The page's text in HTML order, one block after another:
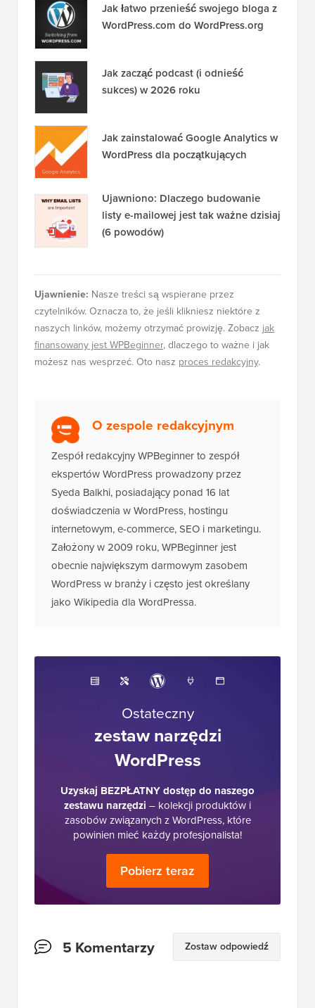
Jak łatwo przenieść swojego bloga z
WordPress.com do WordPress.org
Jak zacząć podcast (i odnieść
sukces) w 2026 roku
Jak zainstalować Google Analytics w
WordPress dla początkujących
Ujawniono: Dlaczego budowanie
listy e-mailowej jest tak ważne dzisiaj
(6 powodów)
Ujawnienie: Nasze treści są wspierane przez
czytelników. Oznacza to, że jeśli klikniesz niektóre z
naszych linków, możemy otrzymać prowizję. Zobacz jak
finansowany jest WPBeginner, dlaczego to ważne i jak
możesz nas wesprzeć. Oto nasz proces redakcyjny.
O zespole redakcyjnym
Zespół redakcyjny WPBeginner to zespół
ekspertów WordPress prowadzony przez
Syeda Balkhi, posiadający ponad 16 lat
doświadczenia w WordPress, hostingu
internetowym, e-commerce, SEO i marketingu.
Założony w 2009 roku, WPBeginner jest
obecnie największym darmowym zasobem
WordPress w branży i często jest określany
jako Wikipedia dla WordPressa.
Ostateczny
zestaw narzędzi
WordPress
Uzyskaj BEZPŁATNY dostęp do naszego
zestawu narzędzi – kolekcji produktów i
zasobów związanych z WordPress, które
powinien mieć każdy profesjonalista!
Pobierz teraz
Interakcje
5 Komentarzy Zostaw odpowiedź